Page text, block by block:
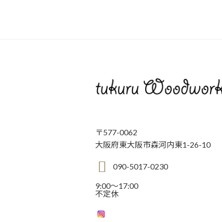
〒577-0062
大阪府東大阪市森河内東1-26-10
090-5017-0230
9:00～17:00
不定休